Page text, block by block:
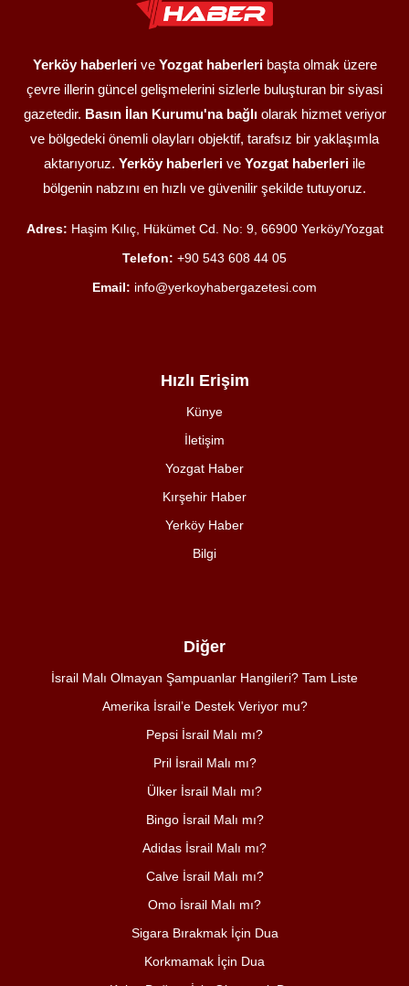
Yerköy haberlerive Yozgat haberleribaşta olmak üzere
çevre illerin güncel gelişmelerini sizlerle buluşturan bir siyasi
gazetedir. Basın İlan Kurumu'na bağlıolarak hizmet veriyor
ve bölgedeki önemli olayları objektif, tarafsız bir yaklaşımla
aktarıyoruz. Yerköy haberleri ve Yozgat haberleri ile
bölgenin nabzını en hızlı ve güvenilir şekilde tutuyoruz.
Adres: Haşim Kılıç, Hükümet Cd. No: 9, 66900 Yerköy/Yozgat
Telefon: +90 543 608 44 05
Email: info@yerkoyhabergazetesi.com
Hızlı Erişim
Künye
İletişim
Yozgat Haber
Kırşehir Haber
Yerköy Haber
Bilgi
Diğer
İsrail Malı Olmayan Şampuanlar Hangileri? Tam Liste
Amerika İsrail’e Destek Veriyor mu?
Pepsi İsrail Malı mı?
Pril İsrail Malı mı?
Ülker İsrail Malı mı?
Bingo İsrail Malı mı?
Adidas İsrail Malı mı?
Calve İsrail Malı mı?
Omo İsrail Malı mı?
Sigara Bırakmak İçin Dua
Korkmamak İçin Dua